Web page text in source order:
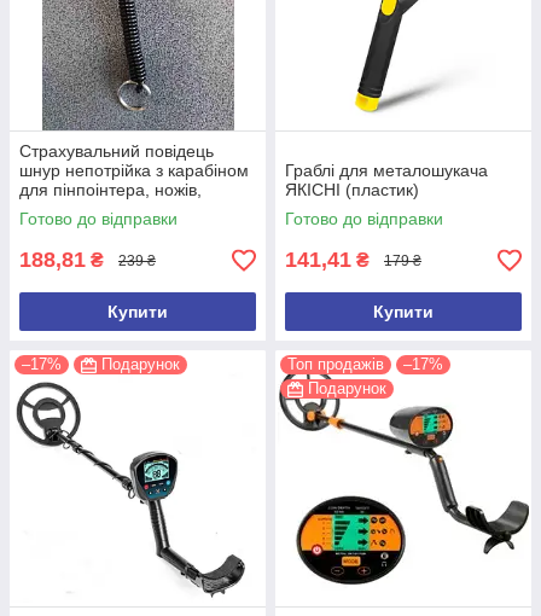
Страхувальний повідець
шнур непотрійка з карабіном
для пінпоінтера, ножів,
ліхтарів, рацій, ключів
Готово до відправки
188,81 ₴ 239 ₴
Купити
Граблі для металошукача
ЯКІСНІ (пластик)
Готово до відправки
141,41 ₴ 179 ₴
Купити
–17% Подарунок Топ продажів
–17%
Подарунок